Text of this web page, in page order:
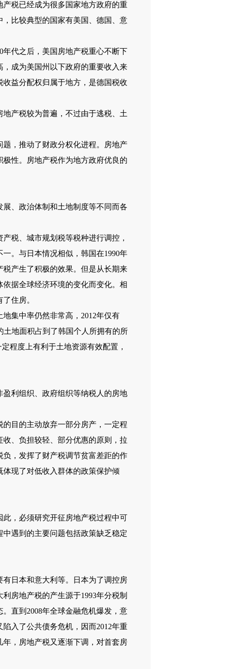
税已经成为很多国家地方政府的重
比较典型的国家有美国、德国、意
代之后，美国房地产税重心不断下
成为美国州以下政府的重要收入来
益分配权归属于地方，是德国税收
产税较为普遍，不过由于逃税、土
，推动了财政分权化进程。房地产
性。房地产税作为地方政府优良的
、政治体制和土地制度等不同而各
税、城市规划税等税种进行调控，
。与日本情况相似，韩国在1990年
税产生了积极的效果。 但是从长期来
据全球经济环境的变化而变化。 相
住房。
集中率仍然非常高，2012年仅有
土地面积占到了韩国个人所拥有的所
程度上有利于土地资源有效配置，
利组织、政府组织等纳税人的房地
目的主动放弃一部分房产，一定程
、负担较轻、部分优惠的原则，拉
，发挥了财产税调节贫富差距的作
现了对低收入群体的政策保护倾
，必须研究开征房地产税过程中可
遇到的主要问题包括政策缺乏稳定
日本和意大利等。日本为了调控房
房地产税的产生源于1993年分税制
直到2008年全球金融危机爆发，意
入了公共债务危机，因而2012年重
，房地产税又逐渐下调，对首套房